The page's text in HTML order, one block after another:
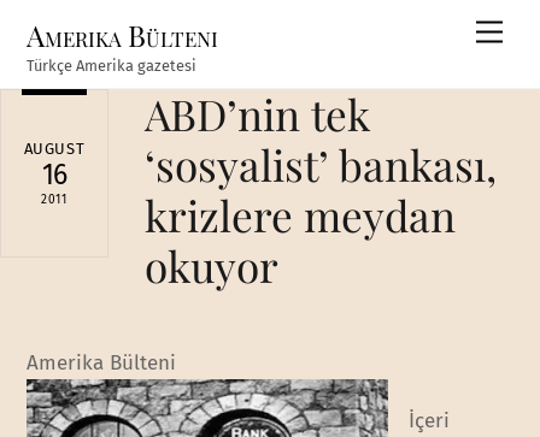
content
Amerika Bülteni
Türkçe Amerika gazetesi
AUGUST
16
2011
ABD’nin tek
‘sosyalist’ bankası,
krizlere meydan
okuyor
Amerika Bülteni
İçeri